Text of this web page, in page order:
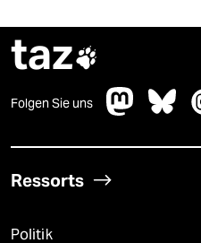
taz
Folgen Sie uns
Ressorts
Politik